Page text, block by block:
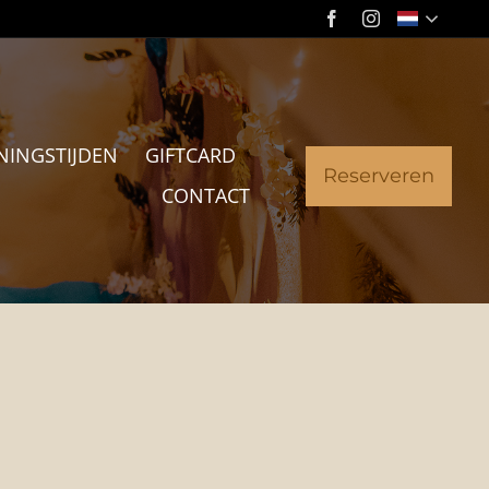
GIFTCARD
CONTACT
Reserveren